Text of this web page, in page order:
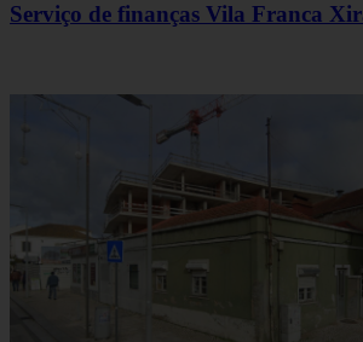
Serviço de finanças Vila Franca